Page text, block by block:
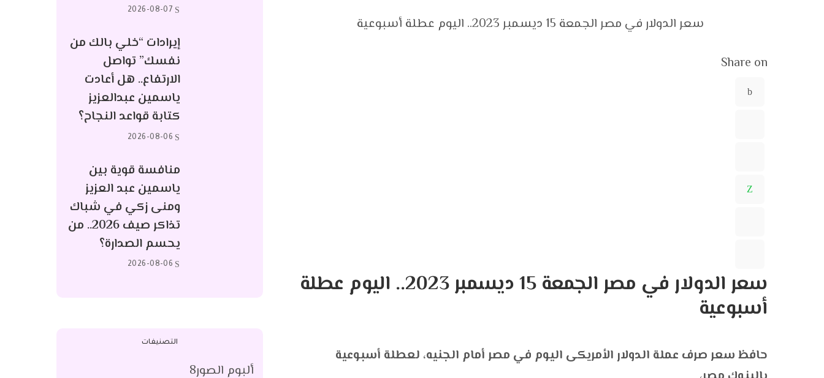
سعر الدولار في مصر الجمعة 15 ديسمبر 2023.. اليوم عطلة أسبوعية
Share on
سعر الدولار في مصر الجمعة 15 ديسمبر 2023.. اليوم عطلة
أسبوعية
حافظ سعر صرف عملة الدولار الأمريكى اليوم في مصر أمام الجنيه، لعطلة أسبوعية
2026-08-07
إيرادات “خلي بالك من
نفسك” تواصل
الارتفاع.. هل أعادت
ياسمين عبدالعزيز
كتابة قواعد النجاح؟
2026-08-06
منافسة قوية بين
ياسمين عبد العزيز
ومنى زكي في شباك
تذاكر صيف 2026.. من
يحسم الصدارة؟
2026-08-06
التصنيفات
ألبوم الصور8